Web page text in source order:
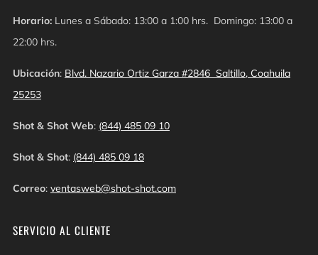
Horario: Lunes a Sábado: 13:00 a 1:00 hrs. Domingo: 13:00 a
22:00 hrs.
Ubicación: Blvd. Nazario Ortiz Garza #2846 Saltillo, Coahuila
25253
Shot & Shot Web: (844) 485 09 10
Shot & Shot: (844) 485 09 18
Correo: ventasweb@shot-shot.com
SERVICIO AL CLIENTE